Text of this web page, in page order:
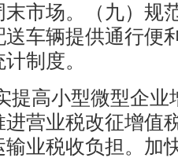
市场。（九）规
车辆提供通行便
制度。
提高小型微型企业
营业税改征增值
业税收负担。加